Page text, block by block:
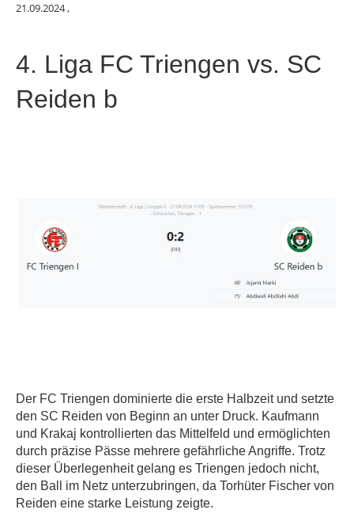
21.09.2024,
4. Liga FC Triengen vs. SC
Reiden b
Der FC Triengen dominierte die erste Halbzeit und setzte
den SC Reiden von Beginn an unter Druck. Kaufmann
und Krakaj kontrollierten das Mittelfeld und ermöglichten
durch präzise Pässe mehrere gefährliche Angriffe. Trotz
dieser Überlegenheit gelang es Triengen jedoch nicht,
den Ball im Netz unterzubringen, da Torhüter Fischer von
Reiden eine starke Leistung zeigte.